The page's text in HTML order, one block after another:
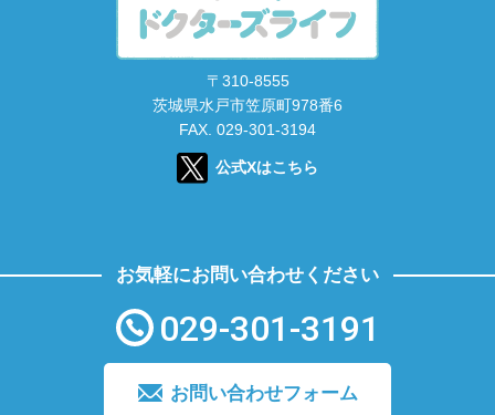
〒310-8555
茨城県水戸市笠原町978番6
FAX. 029-301-3194
公式Xはこちら
お気軽にお問い合わせください
029-301-3191
お問い合わせフォーム